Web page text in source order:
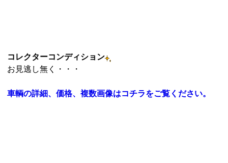
コレクターコンディション
お見逃し無く・・・
車輌の詳細、価格、複数画像はコチラをご覧ください。